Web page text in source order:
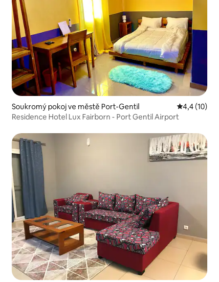
Soukromý pokoj ve městě Port-Gentil Průměrné
4,4 (10)
Residence Hotel Lux Fairborn - Port Gentil Airport